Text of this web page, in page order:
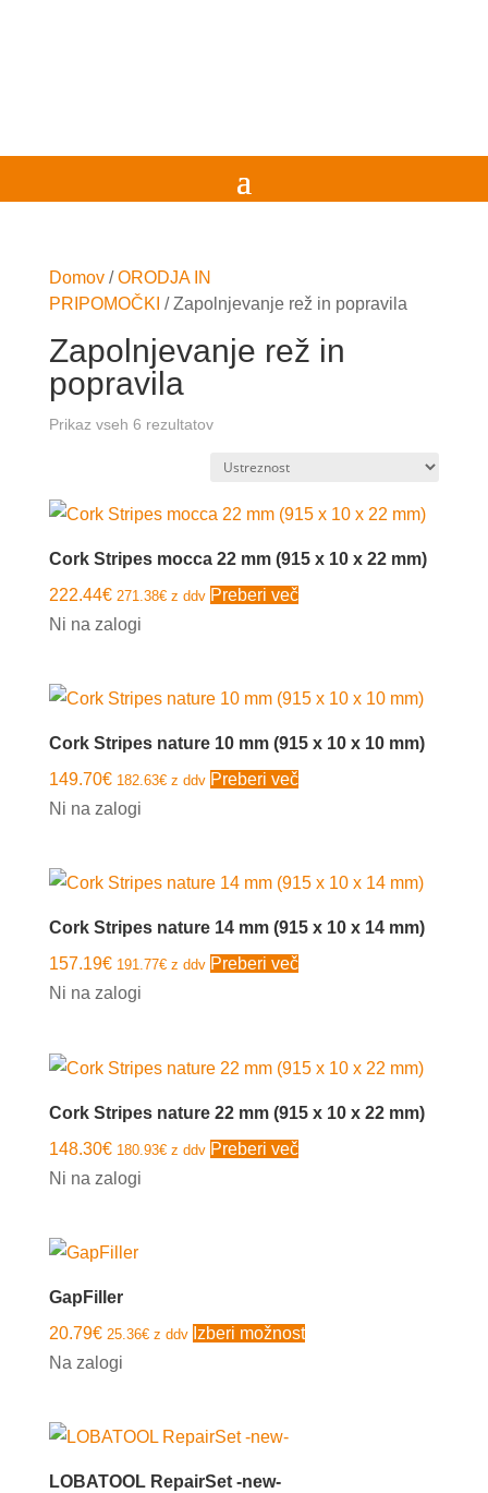
Domov/ORODJA IN
PRIPOMOČKI /Zapolnjevanje rež in popravila
Zapolnjevanje rež in
popravila
Prikaz vseh 6 rezultatov
Cork Stripes mocca 22 mm (915 x 10 x 22 mm)
222.44€ 271.38€z ddv Preberi več
Ni na zalogi
Cork Stripes nature 10 mm (915 x 10 x 10 mm)
149.70€ 182.63€z ddv Preberi več
Ni na zalogi
Cork Stripes nature 14 mm (915 x 10 x 14 mm)
157.19€ 191.77€z ddv Preberi več
Ni na zalogi
Cork Stripes nature 22 mm (915 x 10 x 22 mm)
148.30€ 180.93€z ddv Preberi več
Ni na zalogi
GapFiller
20.79€ 25.36€z ddv Izberi možnostTa
Na zalogi
LOBATOOL RepairSet -new-